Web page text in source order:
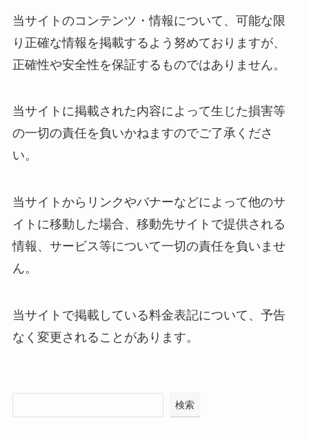
当サイトのコンテンツ・情報について、可能な限
り正確な情報を掲載するよう努めておりますが、
正確性や安全性を保証するものではありません。
当サイトに掲載された内容によって生じた損害等
の一切の責任を負いかねますのでご了承くださ
い。
当サイトからリンクやバナーなどによって他のサ
イトに移動した場合、移動先サイトで提供される
情報、サービス等について一切の責任を負いませ
ん。
当サイトで掲載している料金表記について、予告
なく変更されることがあります。
検索